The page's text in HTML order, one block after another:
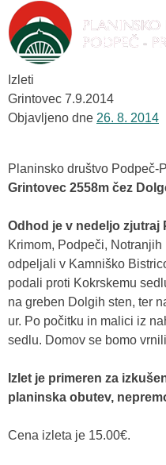
Izleti
Grintovec 7.9.2014
Objavljeno dne 26. 8. 2014
Planinsko društvo Podpeč-
Grintovec 2558m čez
Odhod je v nedeljo zjutraj
Krimom, Podpeči,
odpeljali v Kamniško
podali proti Kokrskemu
na greben Dolgih sten, ter
ur. Po počitku in malici iz
sedlu. Domov se bomo
Izlet je primeren za
planinska obutev,
Cena izleta je 15.00€.